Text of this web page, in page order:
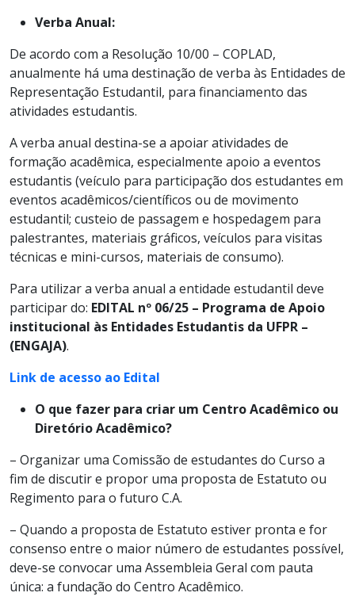
Verba Anual:
De acordo com a Resolução 10/00 – COPLAD,
anualmente há uma destinação de verba às Entidades de
Representação Estudantil, para financiamento das
atividades estudantis.
A verba anual destina-se a apoiar atividades de
formação acadêmica, especialmente apoio a eventos
estudantis (veículo para participação dos estudantes em
eventos acadêmicos/científicos ou de movimento
estudantil; custeio de passagem e hospedagem para
palestrantes, materiais gráficos, veículos para visitas
técnicas e mini-cursos, materiais de consumo).
Para utilizar a verba anual a entidade estudantil deve
participar do: EDITAL nº 06/25 – Programa de Apoio
institucional às Entidades Estudantis da UFPR –
(ENGAJA).
Link de acesso ao Edital
O que fazer para criar um Centro Acadêmico ou
Diretório Acadêmico?
– Organizar uma Comissão de estudantes do Curso a
fim de discutir e propor uma proposta de Estatuto ou
Regimento para o futuro C.A.
– Quando a proposta de Estatuto estiver pronta e for
consenso entre o maior número de estudantes possível,
deve-se convocar uma Assembleia Geral com pauta
única: a fundação do Centro Acadêmico.